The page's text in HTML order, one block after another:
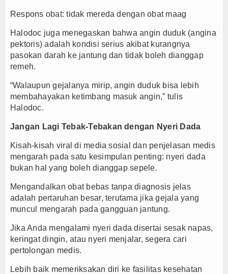
Respons obat: tidak mereda dengan obat maag
Halodoc juga menegaskan bahwa angin duduk (angina
pektoris) adalah kondisi serius akibat kurangnya
pasokan darah ke jantung dan tidak boleh dianggap
remeh.
“Walaupun gejalanya mirip, angin duduk bisa lebih
membahayakan ketimbang masuk angin,” tulis
Halodoc.
Jangan Lagi Tebak-Tebakan dengan Nyeri Dada
Kisah-kisah viral di media sosial dan penjelasan medis
mengarah pada satu kesimpulan penting: nyeri dada
bukan hal yang boleh dianggap sepele.
Mengandalkan obat bebas tanpa diagnosis jelas
adalah pertaruhan besar, terutama jika gejala yang
muncul mengarah pada gangguan jantung.
Jika Anda mengalami nyeri dada disertai sesak napas,
keringat dingin, atau nyeri menjalar, segera cari
pertolongan medis.
Lebih baik memeriksakan diri ke fasilitas kesehatan